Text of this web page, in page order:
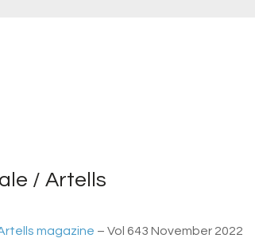
/ Artells
magazine – Vol 643 November 2022